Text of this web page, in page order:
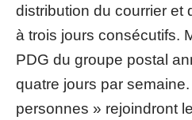
distribution du courrier et
à trois jours consécutifs.
PDG du groupe postal
quatre jours par
personnes » rejoindront